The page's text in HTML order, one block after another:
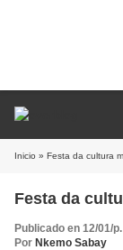
Inicio » Festa da cultura
Festa da
Publicado en 12/01/
Por Nkemo Sabay